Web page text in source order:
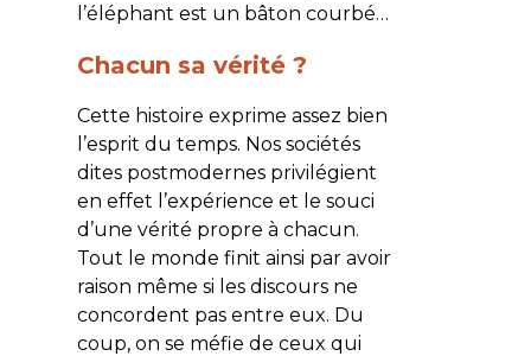
l’éléphant est un bâton courbé…
Chacun sa vérité ?
Cette histoire exprime assez bien
l’esprit du temps. Nos sociétés
dites postmodernes privilégient
en effet l’expérience et le souci
d’une vérité propre à chacun.
Tout le monde finit ainsi par avoir
raison même si les discours ne
concordent pas entre eux. Du
coup, on se méfie de ceux qui